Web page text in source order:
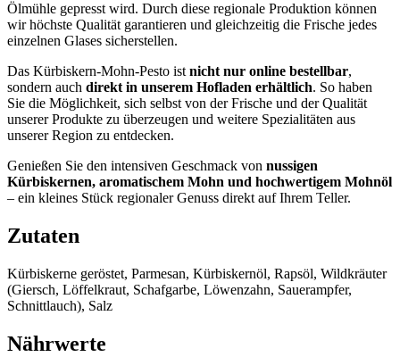
Ölmühle gepresst wird. Durch diese regionale Produktion können
wir höchste Qualität garantieren und gleichzeitig die Frische jedes
einzelnen Glases sicherstellen.
Das Kürbiskern-Mohn-Pesto ist nicht nur online bestellbar,
sondern auch direkt in unserem Hofladen erhältlich. So haben
Sie die Möglichkeit, sich selbst von der Frische und der Qualität
unserer Produkte zu überzeugen und weitere Spezialitäten aus
unserer Region zu entdecken.
Genießen Sie den intensiven Geschmack von nussigen
Kürbiskernen, aromatischem Mohn und hochwertigem Mohnöl
– ein kleines Stück regionaler Genuss direkt auf Ihrem Teller.
Zutaten
Kürbiskerne geröstet, Parmesan, Kürbiskernöl, Rapsöl, Wildkräuter
(Giersch, Löffelkraut, Schafgarbe, Löwenzahn, Sauerampfer,
Schnittlauch), Salz
Nährwerte